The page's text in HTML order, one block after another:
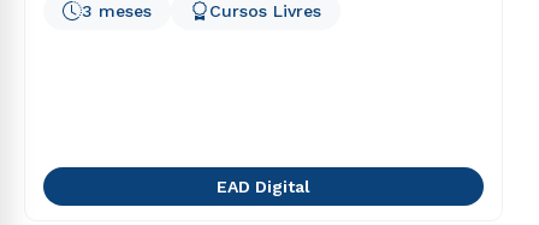
3 meses Cursos Livres
EAD Digital